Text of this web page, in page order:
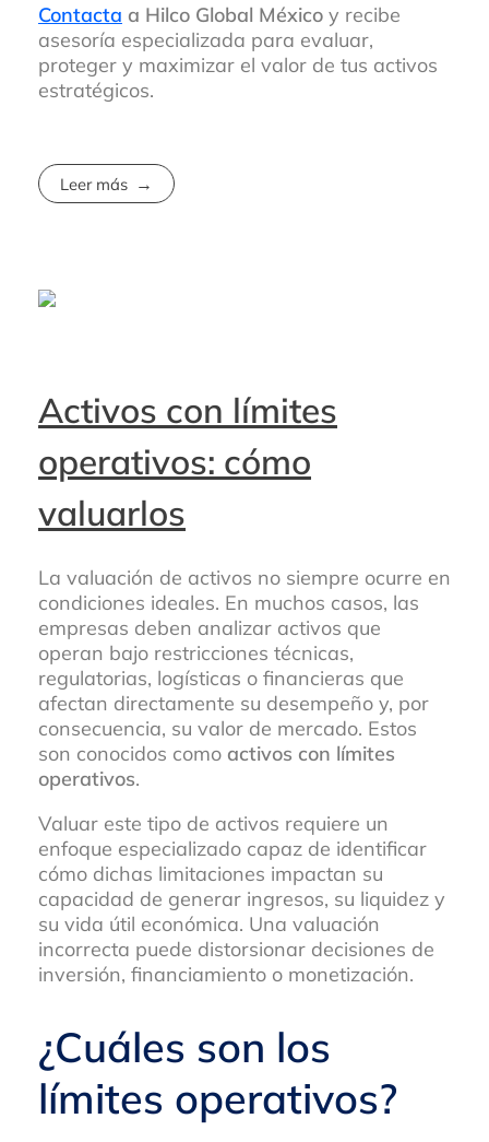
Contacta a Hilco Global México y recibe
asesoría especializada para evaluar,
proteger y maximizar el valor de tus activos
estratégicos.
Leer más
Activos con límites
operativos: cómo
valuarlos
La valuación de activos no siempre ocurre en
condiciones ideales. En muchos casos, las
empresas deben analizar activos que
operan bajo restricciones técnicas,
regulatorias, logísticas o financieras que
afectan directamente su desempeño y, por
consecuencia, su valor de mercado. Estos
son conocidos como activos con límites
operativos.
Valuar este tipo de activos requiere un
enfoque especializado capaz de identificar
cómo dichas limitaciones impactan su
capacidad de generar ingresos, su liquidez y
su vida útil económica. Una valuación
incorrecta puede distorsionar decisiones de
inversión, financiamiento o monetización.
¿Cuáles son los
límites operativos?